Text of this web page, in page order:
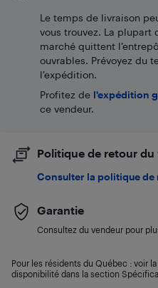
Le temps de livraison
vous trouvez. La plupart
marché quittent
ouvrables. Prévoyez du
l’expédition.
Profitez de l'expédition
ce vendeur.
Politique de retour du
Consulter la politique de
Garantie
Consultez du vendeur pour
Pour les résidents du Québec : voir
disponibilité dans la section